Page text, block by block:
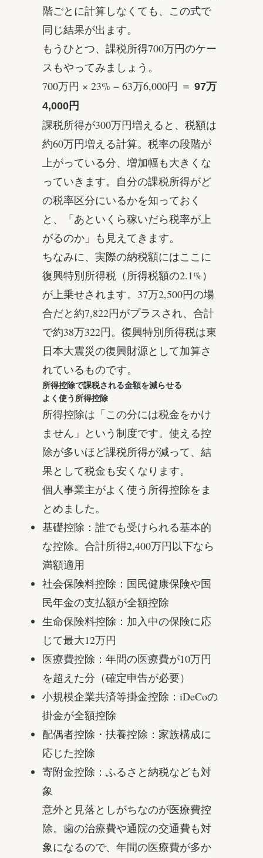
階ごとに計算しなくても、この式で
同じ結果が出ます。
もうひとつ、課税所得700万円のケー
スもやってみましょう。
700万円 × 23% − 63万6,000円 ＝ 97万
4,000円
課税所得が300万円増えると、税額は
約60万円増える計算。税率の段階が
上がっている分、増加幅も大きくな
っていきます。自分の課税所得がど
の税率区分にいるかを知っておく
と、「あといくら稼いだら税率が上
がるのか」も見えてきます。
ちなみに、実際の納税額にはここに
復興特別所得税（所得税額の2.1%）
が上乗せされます。37万2,500円の場
合だと約7,822円がプラスされ、合計
で約38万322円。復興特別所得税は東
日本大震災の復興財源として加算さ
れているものです。
所得控除で課税される金額を減らせる
よく使う所得控除
所得控除は「この分には税金をかけ
ません」という制度です。使える控
除が多いほど課税所得が減って、結
果として税金も安くなります。
個人事業主がよく使う所得控除をま
とめました。
基礎控除：誰でも受けられる基本的
な控除。合計所得2,400万円以下なら
満額適用
社会保険料控除：国民健康保険や国
民年金の支払額が全額控除
生命保険料控除：加入中の保険に応
じて最大12万円
医療費控除：年間の医療費が10万円
を超えた分（確定申告が必要）
小規模企業共済等掛金控除：iDeCoの
掛金が全額控除
配偶者控除・扶養控除：家族構成に
応じた控除
寄附金控除：ふるさと納税なども対
象
意外と見落としがちなのが医療費控
除。歯の治療費や通院の交通費も対
象になるので、年間の医療費が多か